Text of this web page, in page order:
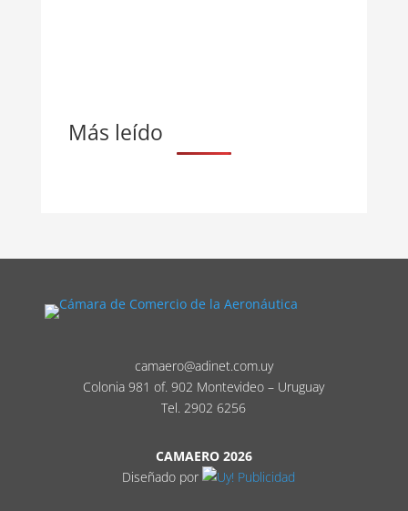
Más leído
camaero@adinet.com.uy
Colonia 981 of. 902 Montevideo – Uruguay
Tel. 2902 6256
CAMAERO 2026
Diseñado por